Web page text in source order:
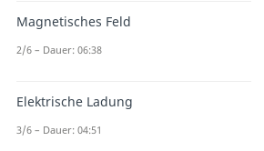
Magnetisches Feld
2/6 – Dauer: 06:38
Elektrische Ladung
3/6 – Dauer: 04:51